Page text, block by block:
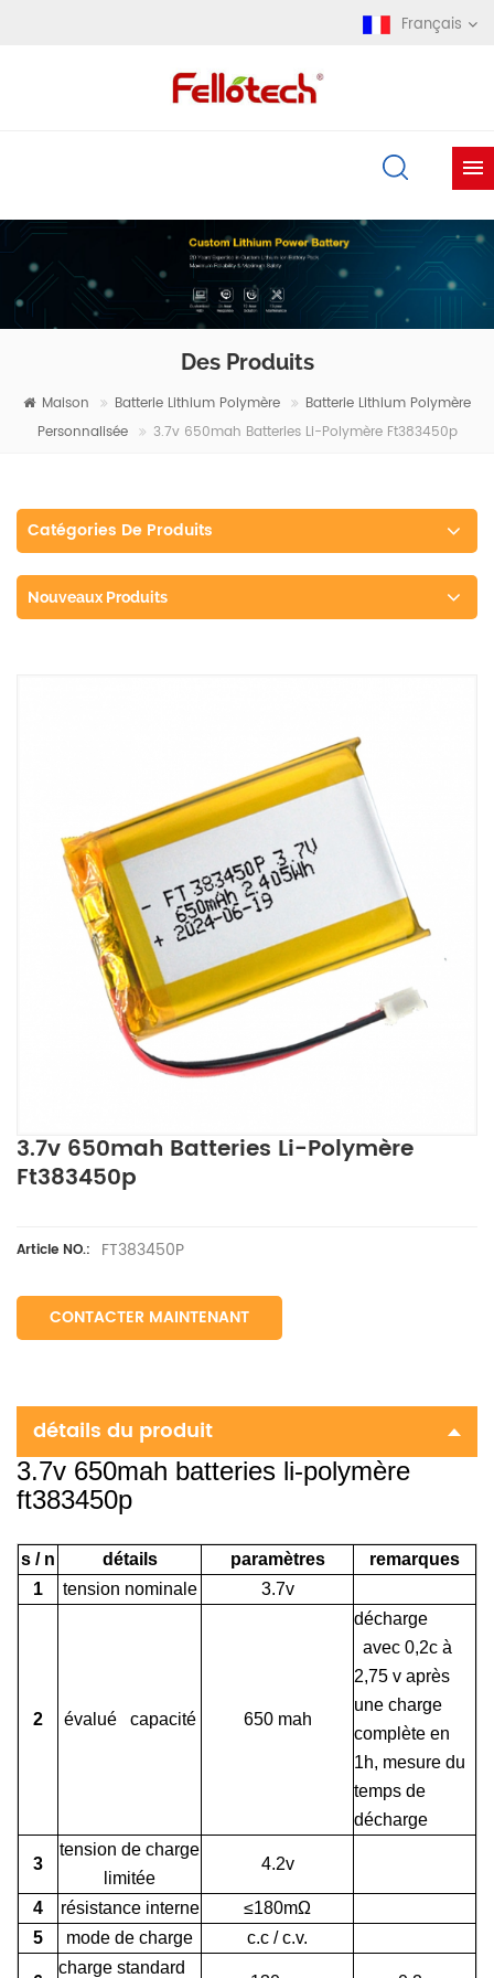
Français
Des Produits
Maison Batterie Lithium Polymère
Batterie Lithium Polymère
Personnalisée
3.7v 650mah Batteries Li-Polymère Ft383450p
Catégories De Produits
Nouveaux Produits
3.7v 650mah Batteries Li-Polymère
Ft383450p
Article NO.: FT383450P
CONTACTER MAINTENANT
détails du produit
3.7v 650mah batteries li-polymère
ft383450p
s / n détails paramètres
remarques
1
tension nominale 3.7v
2 évalué capacité 650 mah
décharge
avec 0,2c à
2,75 v après
une charge
complète en
1h, mesure du
temps de
décharge
3
tension de charge
limitée
4.2v
4 résistance interne
≤180mΩ
5
mode de charge c.c / c.v.
charge standard